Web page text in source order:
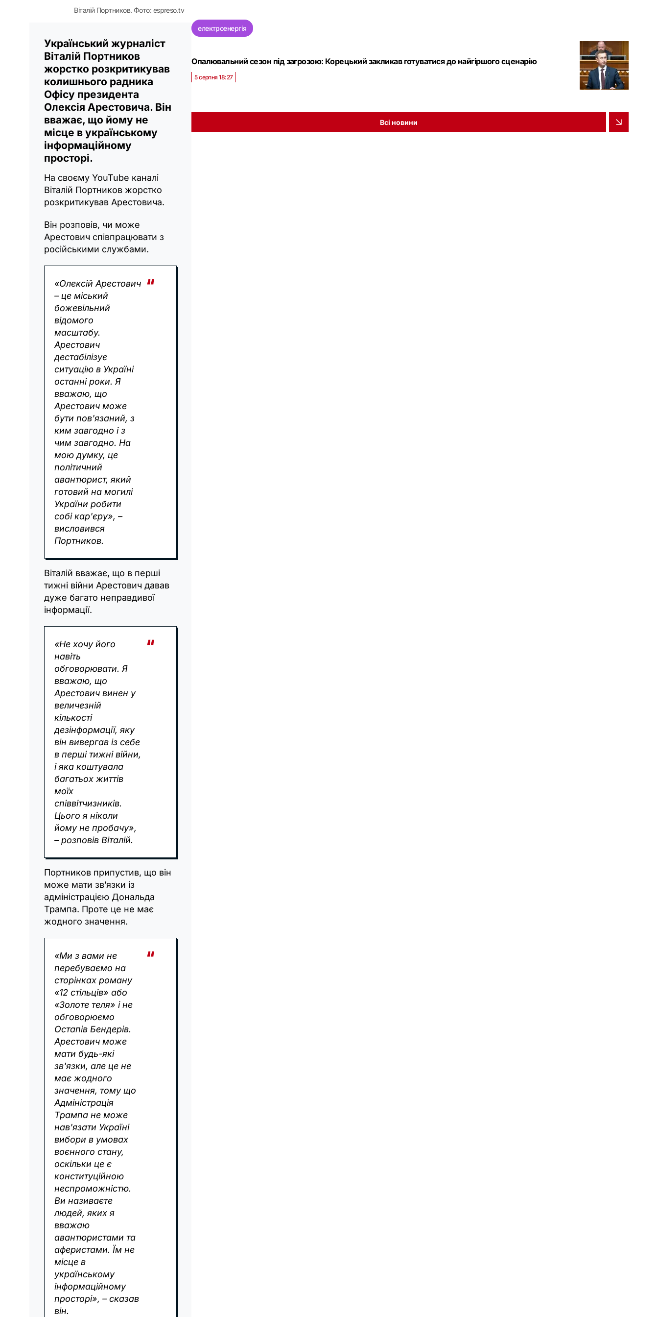
Віталій Портников. Фото: espreso.tv
Український журналіст
Віталій Портников
жорстко розкритикував
колишнього радника
Офісу президента
Олексія Арестовича. Він
вважає, що йому не
місце в українському
інформаційному
просторі.
На своєму YouTube каналі
Віталій Портников жорстко
розкритикував Арестовича.
Він розповів, чи може
Арестович співпрацювати з
російськими службами.
«Олексій Арестович
– це міський
божевільний
відомого
масштабу.
Арестович
дестабілізує
ситуацію в Україні
останні роки. Я
вважаю, що
Арестович може
бути пов'язаний, з
ким завгодно і з
чим завгодно. На
мою думку, це
політичний
авантюрист, який
готовий на могилі
України робити
собі кар'єру», –
висловився
Портников.
Віталій вважає, що в перші
тижні війни Арестович давав
дуже багато неправдивої
інформації.
«Не хочу його
навіть
обговорювати. Я
вважаю, що
Арестович винен у
величезній
кількості
дезінформації, яку
він вивергав із себе
в перші тижні війни,
і яка коштувала
багатьох життів
моїх
співвітчизників.
Цього я ніколи
йому не пробачу»,
– розповів Віталій.
Портников припустив, що він
може мати зв’язки із
адміністрацією Дональда
Трампа. Проте це не має
жодного значення.
«Ми з вами не
перебуваємо на
сторінках роману
«12 стільців» або
«Золоте теля» і не
обговорюємо
Остапів Бендерів.
Арестович може
мати будь-які
зв'язки, але це не
має жодного
значення, тому що
Адміністрація
Трампа не може
нав'язати Україні
вибори в умовах
воєнного стану,
оскільки це є
конституційною
неспроможністю.
Ви називаєте
людей, яких я
вважаю
авантюристами та
аферистами. Їм не
місце в
українському
інформаційному
просторі», – сказав
він.
електроенергія
Опалювальний сезон під загрозою: Корецький закликав готуватися до найгіршого сценарію
5 серпня 18:27
Всі новини